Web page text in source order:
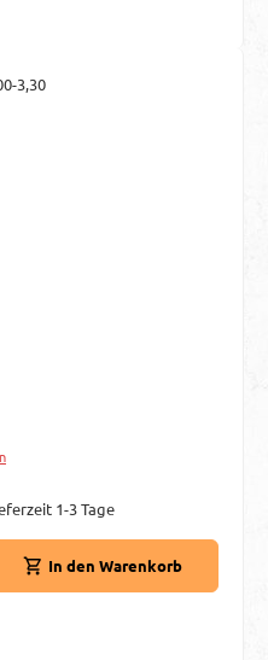
1-3 Tage
Wert ein oder benutze die Schaltflächen
In den Warenkorb